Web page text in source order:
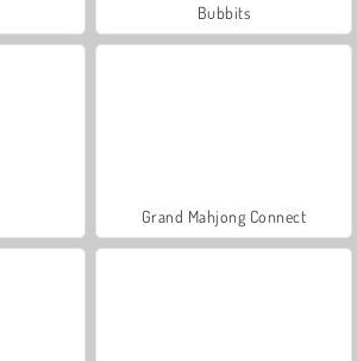
Bubbits
Grand Mahjong Connect